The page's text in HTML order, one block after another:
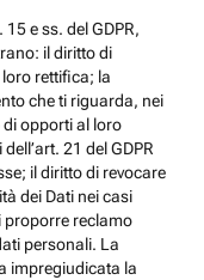
e ss. del GDPR,
il diritto di
rettifica; la
che ti riguarda, nei
di opporti al loro
21 del GDPR
il diritto di revocare
dei Dati nei casi
proporre reclamo
personali. La
impregiudicata la